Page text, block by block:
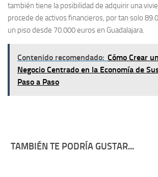
también tiene la posibilidad de adquirir una
procede de activos financieros, por tan solo
un piso desde 70.000 euros en Guadalajara.
Contenido recomendado: Cómo Crear
Negocio Centrado en la Economía de
Paso a Paso
TAMBIÉN TE PODRÍA GUSTAR...